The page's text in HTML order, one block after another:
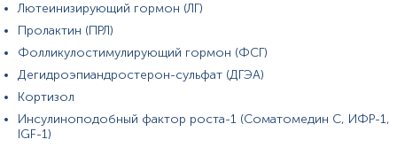
Лютеинизирующий гормон (ЛГ)
Пролактин (ПРЛ)
Фолликулостимулирующий гормон (ФСГ)
Дегидроэпиандростерон-сульфат (ДГЭА)
Кортизол
Инсулиноподобный фактор роста-1 (Соматомедин С, ИФР-1,
IGF-1)